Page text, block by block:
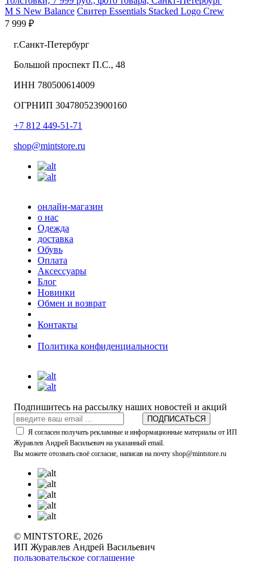
M S New Balance Свитер Essentials Stacked Logo Crew
7 999 ₽
г.Санкт-Петербург
Большой проспект П.С., 48
ИНН 780500614009
ОГРНИП 304780523900160
+7 812 449-51-71
shop@mintstore.ru
онлайн-магазин
о нас
Одежда
доставка
Обувь
Оплата
Аксессуары
Блог
Новинки
Обмен и возврат
Контакты
Политика конфиденциальности
Подпишитесь на рассылку наших новостей и акций
ПОДПИСАТЬСЯ
Я согласен получать рекламные и информационные материалы от ИП
Журавлев Андрей Васильевич на указанный email.
Вы можете отозвать своё согласие, написав на почту shop@mintstore.ru
© MINTSTORE, 2026
ИП Журавлев Андрей Васильевич
пользовательское соглашение